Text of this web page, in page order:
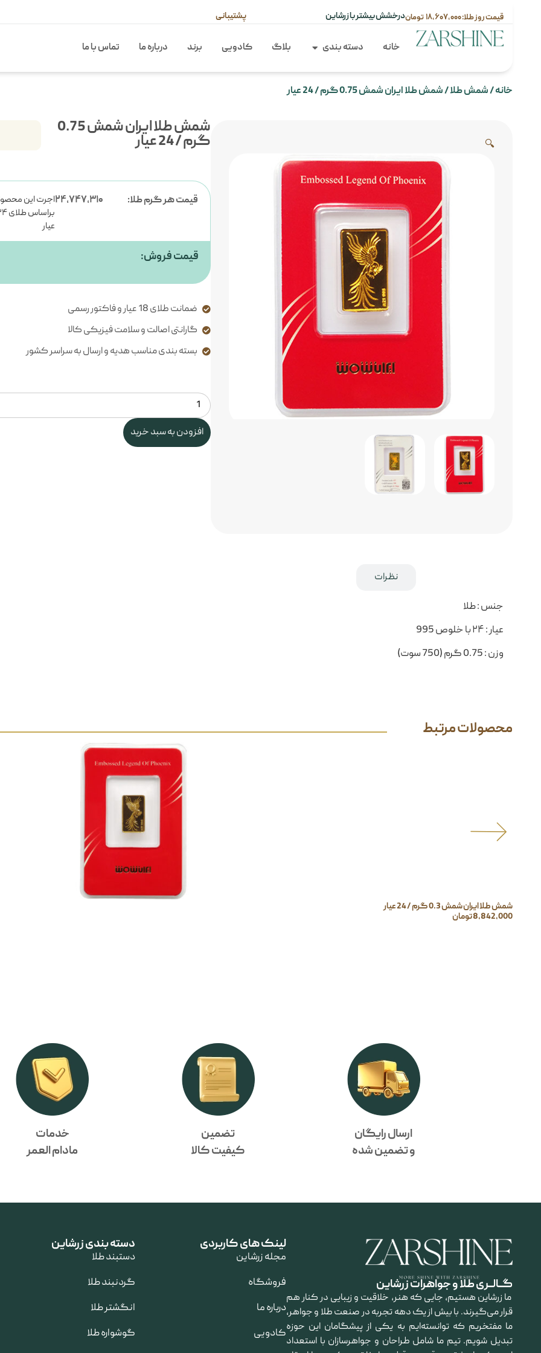
۱۸,۶۰۷,۰۰۰ درخشش بیشتر با زرشاین پشتیبانی
خانه دسته بندی بلاگ کادویی برند درباره ما تماس با ما
خانه/شمش طلا/ شمش طلا ایران شمش 0.75 گرم / 24 عیار
🔍
شمش طلا ایران شمش 0.75
گرم / 24 عیار
قیمت هر گرم طلا: ۲۴,۷۴۷,۳۱۰اجرت این
براساس
عیار
قیمت فروش:
ضمانت طلای 18 عیار و فاکتور رسمی
گارانتی اصالت و سلامت فیزیکی کالا
بسته بندی مناسب هدیه و ارسال به سراسر کشور
افزودن به سبد خرید
نظرات
جنس : طلا
عیار : ۲۴ با خلوص 995
وزن : 0.75 گرم (750 سوت)
شمش طلا ایران شمش 0.3 گرم / 24 عیار
8,842,000تومان
محصولات مرتبط
ارسال رایگان
و تضمین شده
تضمین
کیفیت کالا
خدمات
مادام العمر
گــالــری طلا و جواهرات زرشاین
ما زرشاین هستیم، جایی که هنر، خلاقیت و زیبایی در کنار هم
قرار می‌گیرند. با بیش از یک دهه تجربه در صنعت طلا و جواهر،
ما مفتخریم که توانسته‌ایم به یکی از پیشگامان این حوزه
تبدیل شویم. تیم ما شامل طراحان و جواهرسازان با استعداد
لینک های کاربردی
مجله زرشاین
فروشگاه
درباره ما
کادویی
دسته بندی زرشاین
دستبند طلا
گردنبند طلا
انگشتر طلا
گوشواره طلا